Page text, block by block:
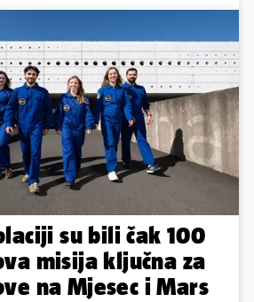
su bili čak 100
misija ključna za
na Mjesec i Mars